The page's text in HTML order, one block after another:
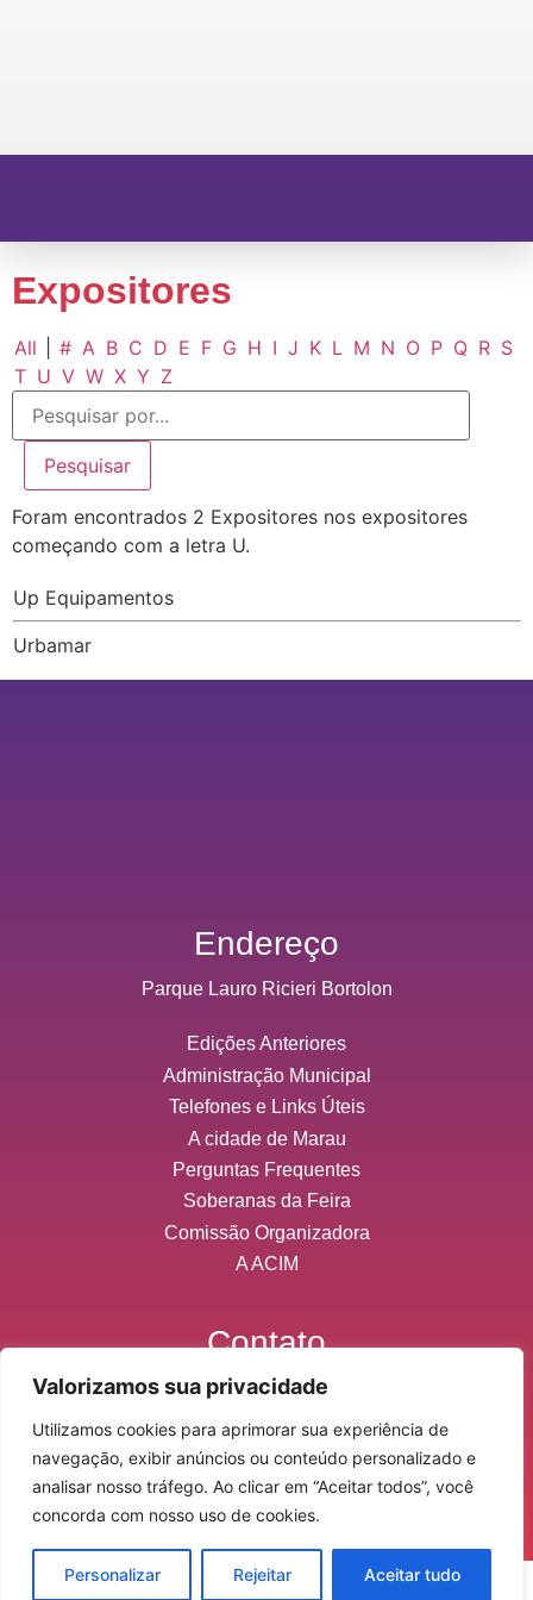
Valorizamos sua privacidade
Utilizamos cookies para aprimorar sua experiência de
navegação, exibir anúncios ou conteúdo personalizado e
analisar nosso tráfego. Ao clicar em “Aceitar todos”, você
concorda com nosso uso de cookies.
Personalizar Rejeitar Aceitar tudo
Expositores
All # A B C D E F G H I J K L M N O P Q R S
T U V W X Y Z
Foram encontrados 2 Expositores nos expositores
começando com a letra U.
Up Equipamentos
Urbamar
Endereço
Parque Lauro Ricieri Bortolon
Edições Anteriores
Administração Municipal
Telefones e Links Úteis
A cidade de Marau
Perguntas Frequentes
Soberanas da Feira
Comissão Organizadora
A ACIM
Contato
contato@expomarau.com.br
(54) 3342-3233
Desenvolvido por